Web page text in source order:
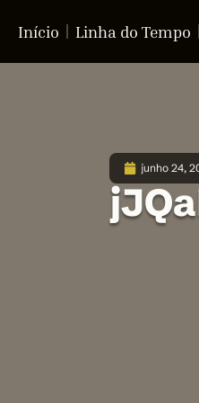
Início Linha do Tempo
junho 24,